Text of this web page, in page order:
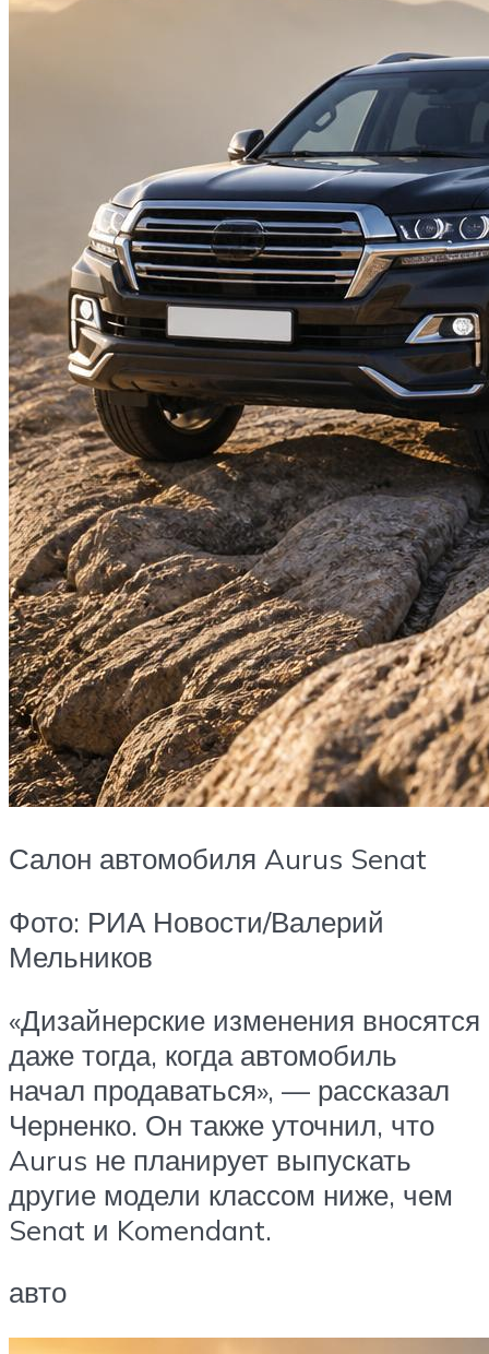
Салон автомобиля Aurus Senat
Фото: РИА Новости/Валерий
Мельников
«Дизайнерские изменения вносятся
даже тогда, когда автомобиль
начал продаваться», — рассказал
Черненко. Он также уточнил, что
Aurus не планирует выпускать
другие модели классом ниже, чем
Senat и Komendant.
авто